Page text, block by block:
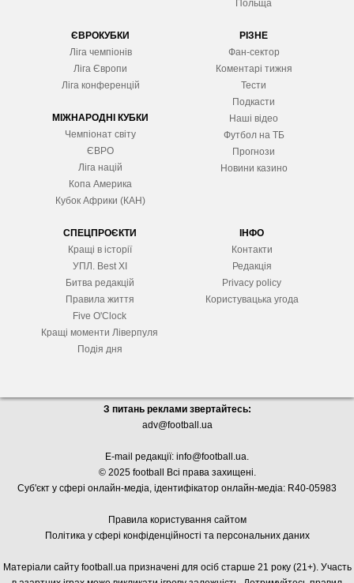
Польща
ЄВРОКУБКИ
Ліга чемпіонів
Ліга Європи
Ліга конференцій
МІЖНАРОДНІ КУБКИ
Чемпіонат світу
ЄВРО
Ліга націй
Копа Америка
Кубок Африки (КАН)
РІЗНЕ
Фан-сектор
Коментарі тижня
Тести
Подкасти
Наші відео
Футбол на ТБ
Прогнози
Новини казино
СПЕЦПРОЄКТИ
Кращі в історії
УПЛ. Best XІ
Битва редакцій
Правила життя
Five O'Clock
Кращі моменти Ліверпуля
Подія дня
ІНФО
Контакти
Редакція
Privacy policy
Користувацька угода
З питань реклами звертайтесь:
adv@football.ua
E-mail редакції: info@football.ua
© 2025 football Всі права захищені.
Суб'єкт у сфері онлайн-медіа, ідентифікатор онлайн-медіа: R40-05983
Правила користування сайтом
Політика у сфері конфіденційності та персональних даних
Матеріали сайту football.ua призначені для осіб старше 21 року (21+). Участь